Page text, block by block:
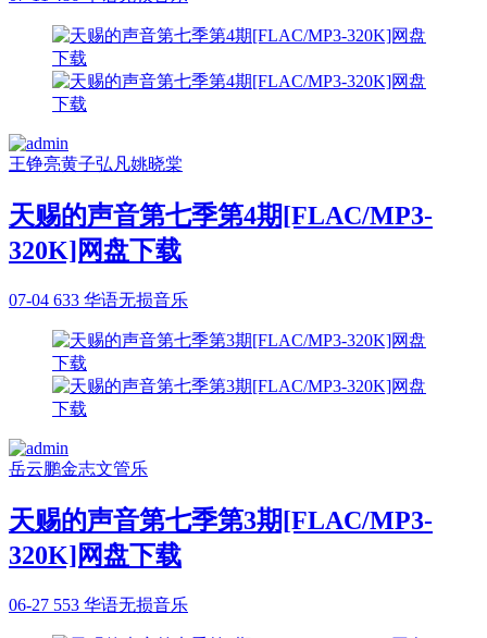
王铮亮黄子弘凡姚晓棠
天赐的声音第七季第4期[FLAC/MP3-
320K]网盘下载
07-04 633 华语无损音乐
岳云鹏金志文管乐
天赐的声音第七季第3期[FLAC/MP3-
320K]网盘下载
06-27 553 华语无损音乐